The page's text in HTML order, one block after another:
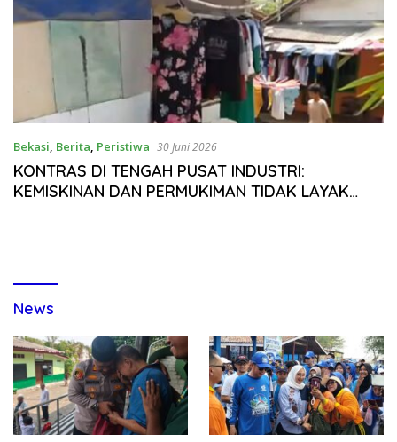
Bekasi, Berita, Peristiwa 30 Juni 2026
KONTRAS DI TENGAH PUSAT INDUSTRI:
KEMISKINAN DAN PERMUKIMAN TIDAK LAYAK
News